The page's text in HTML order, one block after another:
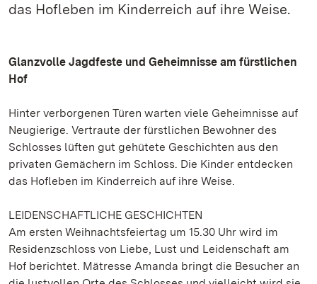
das Hofleben im Kinderreich auf ihre Weise.
Glanzvolle Jagdfeste und Geheimnisse am fürstlichen
Hof
Hinter verborgenen Türen warten viele Geheimnisse auf
Neugierige. Vertraute der fürstlichen Bewohner des
Schlosses lüften gut gehütete Geschichten aus den
privaten Gemächern im Schloss. Die Kinder entdecken
das Hofleben im Kinderreich auf ihre Weise.
LEIDENSCHAFTLICHE GESCHICHTEN
Am ersten Weihnachtsfeiertag um 15.30 Uhr wird im
Residenzschloss von Liebe, Lust und Leidenschaft am
Hof berichtet. Mätresse Amanda bringt die Besucher an